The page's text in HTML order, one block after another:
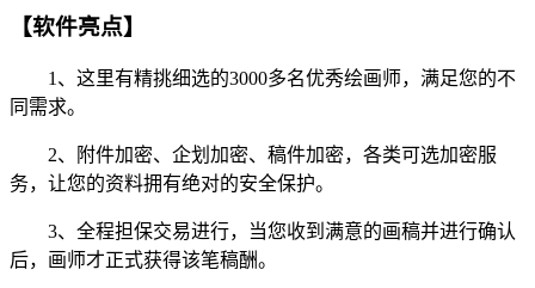
【软件亮点】
1、这里有精挑细选的3000多名优秀绘画师，满足您的不
同需求。
2、附件加密、企划加密、稿件加密，各类可选加密服
务，让您的资料拥有绝对的安全保护。
3、全程担保交易进行，当您收到满意的画稿并进行确认
后，画师才正式获得该笔稿酬。